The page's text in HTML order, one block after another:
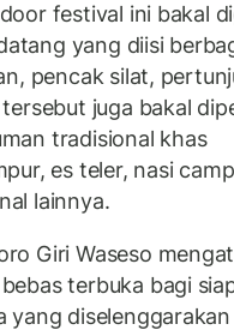
festival ini bakal
yang diisi
pencak silat,
juga bakal
tradisional khas
es teler, nasi
lainnya.
Giri Waseso
terbuka bagi
yang